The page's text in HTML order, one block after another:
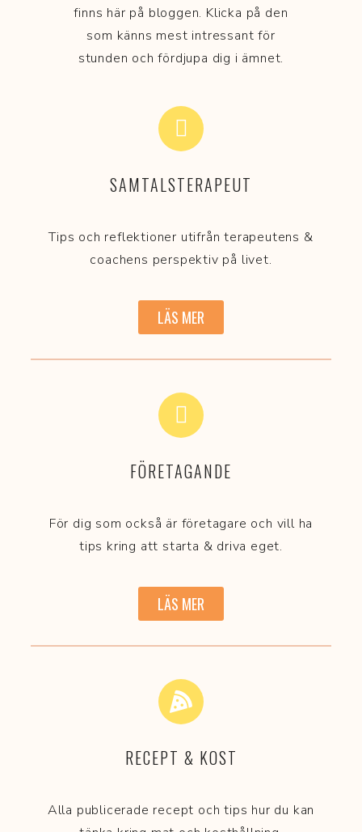
finns här på bloggen. Klicka på den
som känns mest intressant för
stunden och fördjupa dig i ämnet.
SAMTALSTERAPEUT
Tips och reflektioner utifrån terapeutens &
coachens perspektiv på livet.
LÄS MER
FÖRETAGANDE
För dig som också är företagare och vill ha
tips kring att starta & driva eget.
LÄS MER
RECEPT & KOST
Alla publicerade recept och tips hur du kan